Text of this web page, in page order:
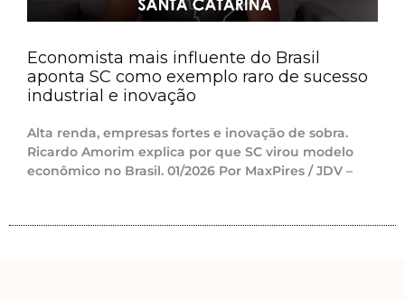
Economista mais influente do Brasil
aponta SC como exemplo raro de sucesso
industrial e inovação
Alta renda, empresas fortes e inovação de sobra.
Ricardo Amorim explica por que SC virou modelo
econômico no Brasil. 01/2026 Por MaxPires / JDV –